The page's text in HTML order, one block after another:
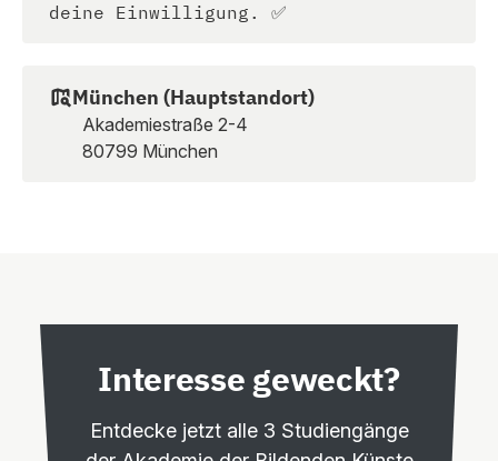
deine Einwilligung. ✅
München (Hauptstandort)
Akademiestraße 2-4
80799 München
Interesse geweckt?
Entdecke jetzt alle 3 Studiengänge